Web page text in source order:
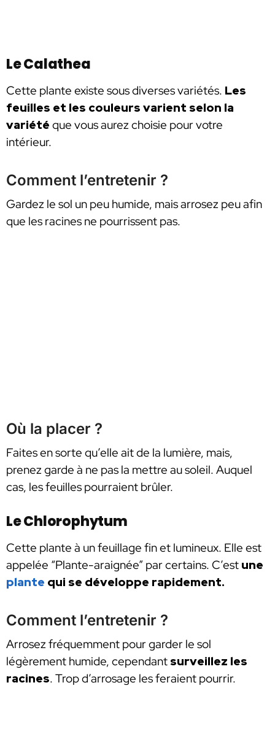
Le Calathea
Cette plante existe sous diverses variétés. Les
feuilles et les couleurs varient selon la
variété que vous aurez choisie pour votre
intérieur.
Comment l’entretenir ?
Gardez le sol un peu humide, mais arrosez peu afin
que les racines ne pourrissent pas.
Où la placer ?
Faites en sorte qu’elle ait de la lumière, mais,
prenez garde à ne pas la mettre au soleil. Auquel
cas, les feuilles pourraient brûler.
Le Chlorophytum
Cette plante à un feuillage fin et lumineux. Elle est
appelée “Plante-araignée” par certains. C’est une
plante qui se développe rapidement.
Comment l’entretenir ?
Arrosez fréquemment pour garder le sol
légèrement humide, cependant surveillez les
racines. Trop d’arrosage les feraient pourrir.